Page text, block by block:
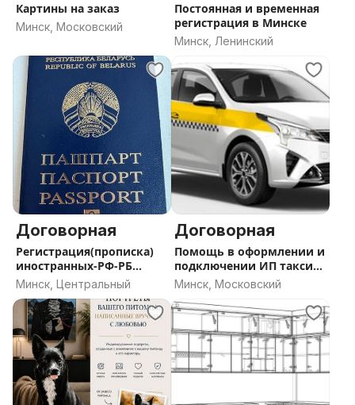
Картины на заказ
Минск, Московский
Постоянная и временная
регистрация в Минске
Минск, Ленинский
Договорная
Регистрация(прописка)
иностранных-РФ-РБ
граждан
Минск, Центральный
Договорная
Помощь в оформлении и
подключении ИП такси
РБ
Минск, Московский